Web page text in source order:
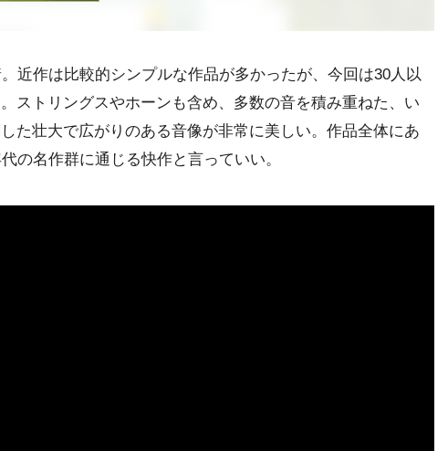
近作は比較的シンプルな作品が多かったが、今回は30人以
ストリングスやホーンも含め、多数の音を積み重ねた、い
た壮大で広がりのある音像が非常に美しい。作品全体にあ
の名作群に通じる快作と言っていい。